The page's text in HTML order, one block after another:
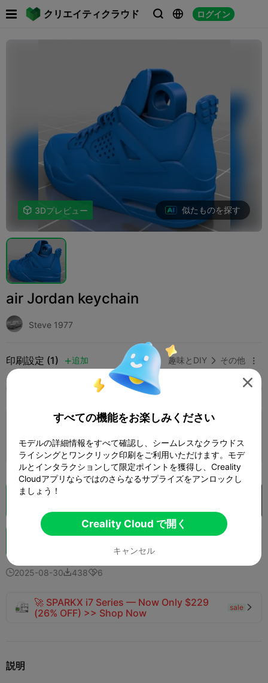
クリエイティクラウド   ログイン

 3Dプレビュー 似たものを探す
air Jordan keychain
Steve 1977
印刷設定 (1) 追加 趣味とDIY  その他 
K2 Plus K2 Pro
0.2mm layer, 2 walls, 15% infill
 10m 17s  1 プレート  1.71g
2025-08-304386
🚀 SPARKX i7 Series — Now Only $229
(26% OFF) >> Shop Now
sale 
説明

すべての機能をお楽しみください
モデルの詳細情報をすべて確認し、シームレスなクラウドス
ライシングとワンクリック印刷をご利用いただけます。モデ
ルとインタラクションして限定ポイントを獲得し、Creality
Cloudアプリならではのさらなるサプライズをアンロックし
ましょう！
Creality Cloud で開く
キャンセル